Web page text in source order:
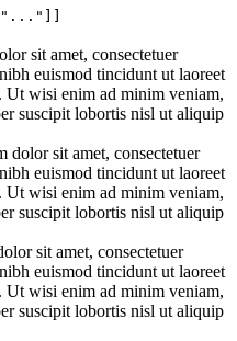
sit amet, consectetuer
euismod tincidunt ut laoreet
Ut wisi enim ad minim veniam,
suscipit lobortis nisl ut aliquip
dolor sit amet, consectetuer
euismod tincidunt ut laoreet
Ut wisi enim ad minim veniam,
suscipit lobortis nisl ut aliquip
sit amet, consectetuer
euismod tincidunt ut laoreet
Ut wisi enim ad minim veniam,
suscipit lobortis nisl ut aliquip